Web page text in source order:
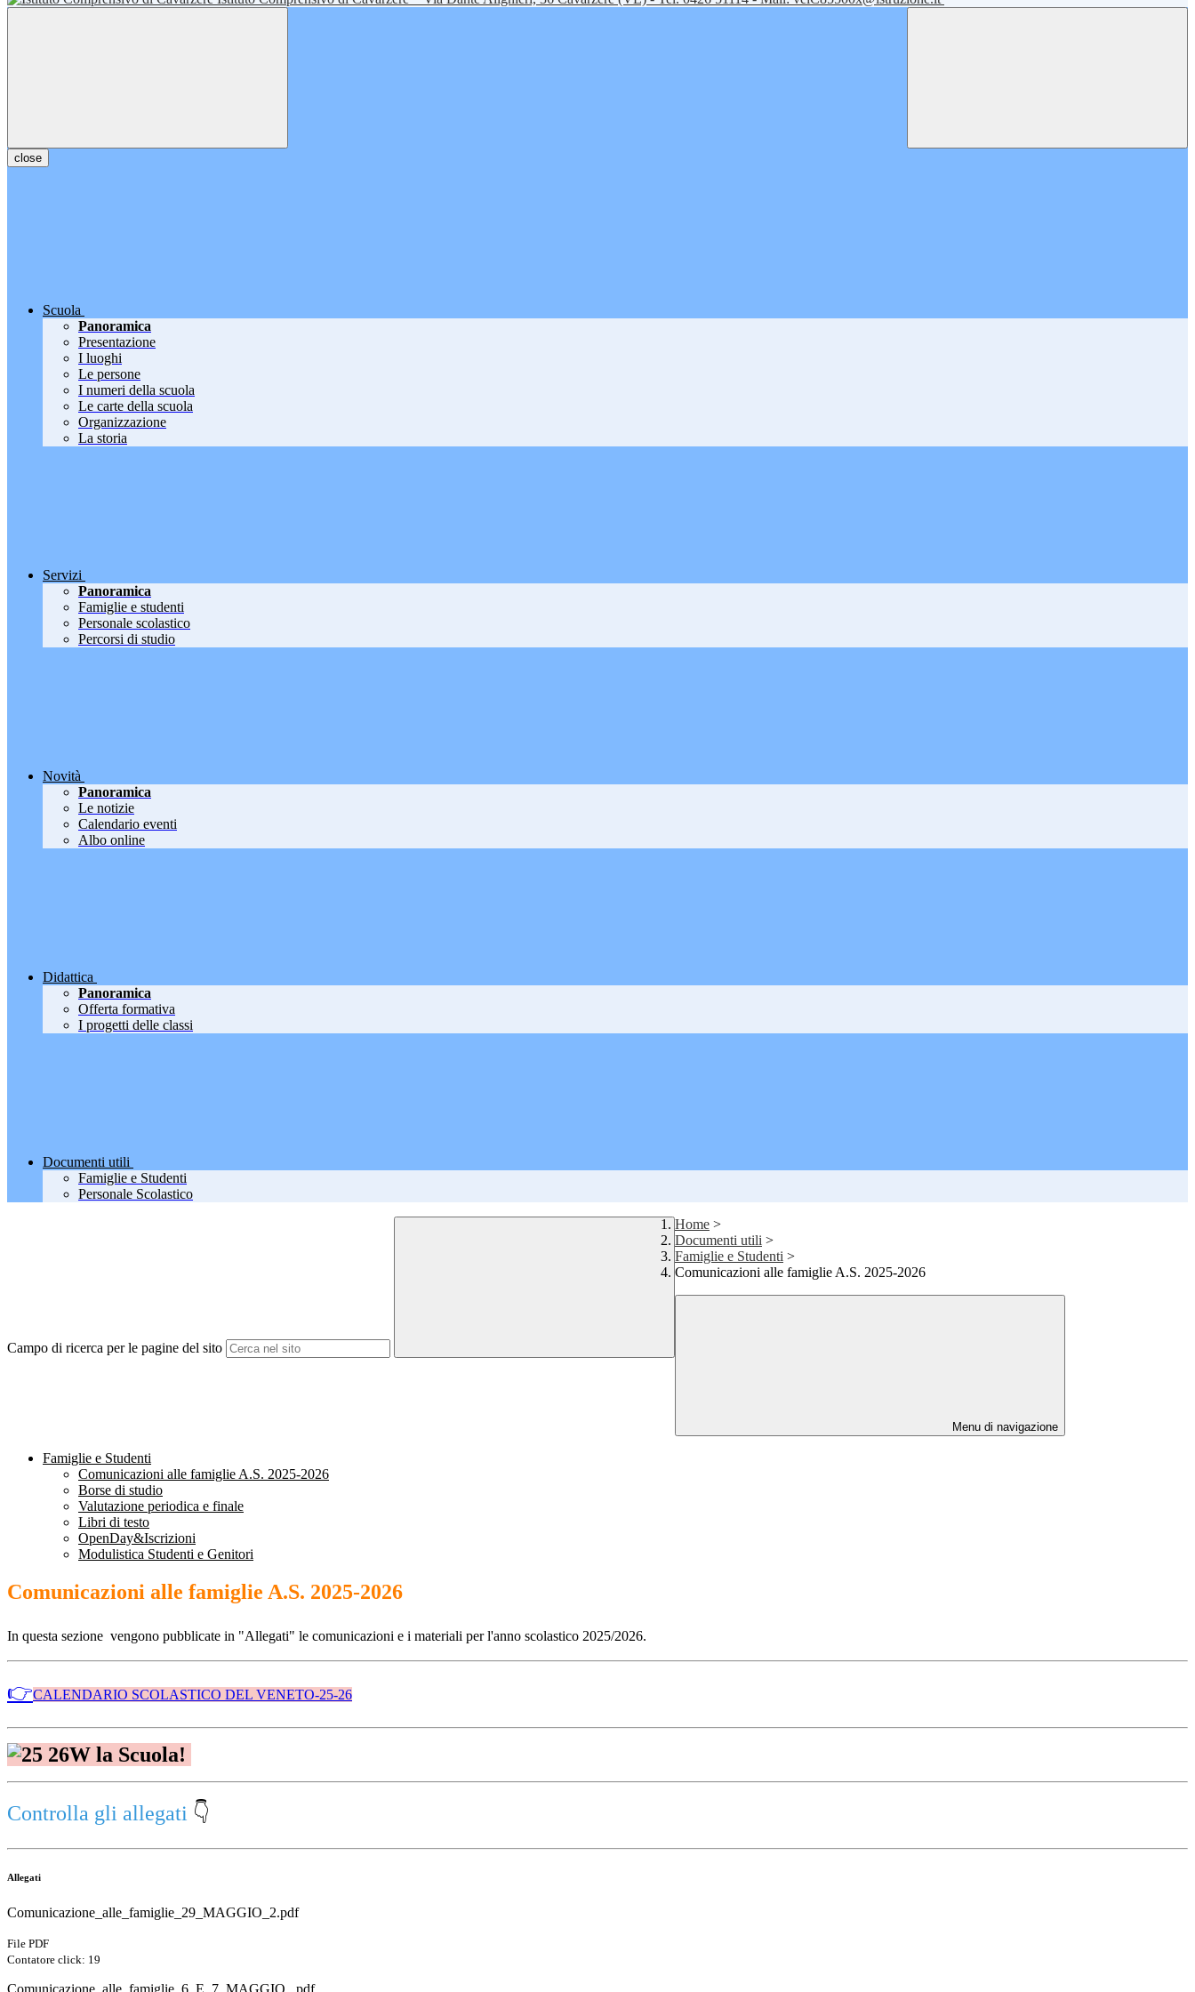
close
Scuola
Panoramica
Presentazione
I luoghi
Le persone
I numeri della scuola
Le carte della scuola
Organizzazione
La storia
Servizi
Panoramica
Famiglie e studenti
Personale scolastico
Percorsi di studio
Novità
Panoramica
Le notizie
Calendario eventi
Albo online
Didattica
Panoramica
Offerta formativa
I progetti delle classi
Documenti utili
Famiglie e Studenti
Personale Scolastico
Campo di ricerca per le pagine del sito
Home >
Documenti utili >
Famiglie e Studenti >
Comunicazioni alle famiglie A.S. 2025-2026
Menu di navigazione
Famiglie e Studenti
Comunicazioni alle famiglie A.S. 2025-2026
Borse di studio
Valutazione periodica e finale
Libri di testo
OpenDay&Iscrizioni
Modulistica Studenti e Genitori
Comunicazioni alle famiglie A.S. 2025-2026
In questa sezione vengono pubblicate in "Allegati" le comunicazioni e i materiali per l'anno scolastico 2025/2026.
👉CALENDARIO SCOLASTICO DEL VENETO-25-26
W la Scuola!
Controlla gli allegati 👇
Allegati
Comunicazione_alle_famiglie_29_MAGGIO_2.pdf
File PDF
Contatore click: 19
Comunicazione_alle_famiglie_6_E_7_MAGGIO_.pdf